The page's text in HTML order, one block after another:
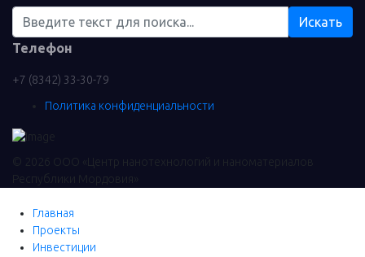
Искать
Телефон
+7 (8342) 33-30-79
Политика конфиденциальности
© 2026 ООО «Центр нанотехнологий и наноматериалов
Республики Мордовия»
Главная
Проекты
Инвестиции